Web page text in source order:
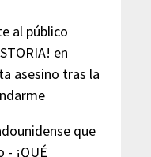
al público
en
asesino tras la
que
- ¡QUÉ